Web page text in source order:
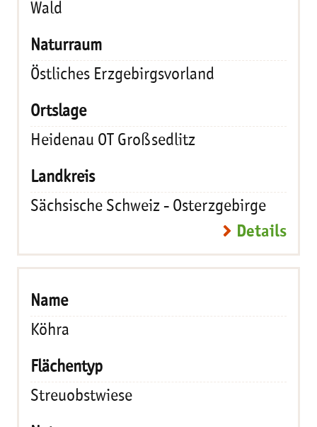
Wald
Östliches Erzgebirgsvorland
Heidenau OT Großsedlitz
Sächsische Schweiz - Osterzgebirge
Details
Köhra
Streuobstwiese